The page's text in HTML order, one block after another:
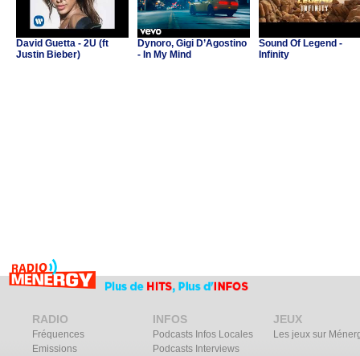
David Guetta - 2U (ft
Justin Bieber)
Dynoro, Gigi D’Agostino
- In My Mind
Sound Of Legend -
Infinity
RADIO
Fréquences
Emissions
INFOS
Podcasts Infos Locales
Podcasts Interviews
JEUX
Les jeux sur